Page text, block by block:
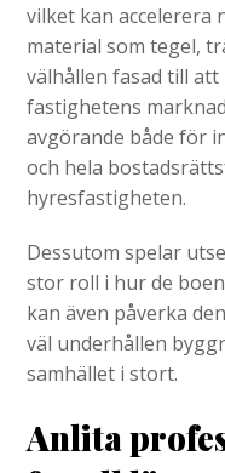
vilket kan accelerera
material som tegel,
välhållen fasad till
fastighetens
avgörande både för
och hela
hyresfastigheten.
Dessutom spelar
stor roll i hur de
kan även påverka
väl underhållen
samhället i stort.
Anlita